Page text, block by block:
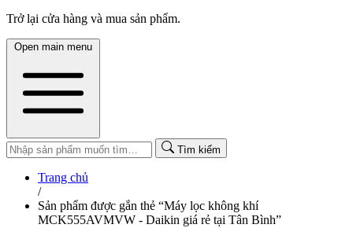
Trở lại cửa hàng và mua sản phẩm.
Open main menu
Tìm kiếm
Trang chủ
/
Sản phẩm được gắn thẻ “Máy lọc không khí
MCK555AVMVW - Daikin giá rẻ tại Tân Bình”